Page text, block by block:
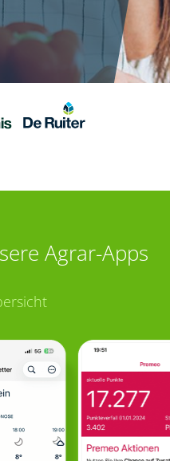
Agrar-Apps